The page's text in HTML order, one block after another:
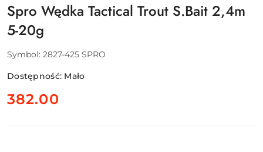
Spro Wędka Tactical Trout S.Bait 2,4m
5-20g
Symbol: 2827-425 SPRO
Dostępność: Mało
cena:
382.00